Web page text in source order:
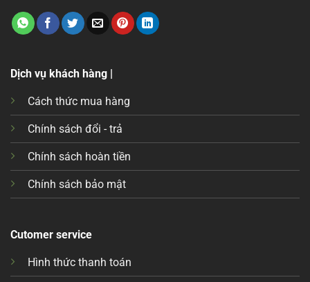
Dịch vụ khách hàng |
Cách thức mua hàng
Chính sách đổi - trả
Chính sách hoàn tiền
Chính sách bảo mật
Cutomer service
Hình thức thanh toán